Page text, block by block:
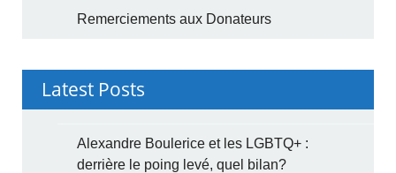
Remerciements aux Donateurs
Latest Posts
Alexandre Boulerice et les LGBTQ+ :
derrière le poing levé, quel bilan?